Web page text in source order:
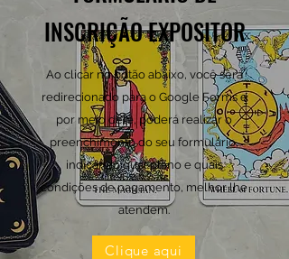
INSCRIÇÃO EXPOSITOR
Ao clicar no botão abaixo, você será
redirecionado para o Google Forms e
por meio dele, poderá realizar o
preenchimento do seu formulário,
indicando qual plano e quais
condições de pagamento, melhor lhe
atendem.
Clique aqui